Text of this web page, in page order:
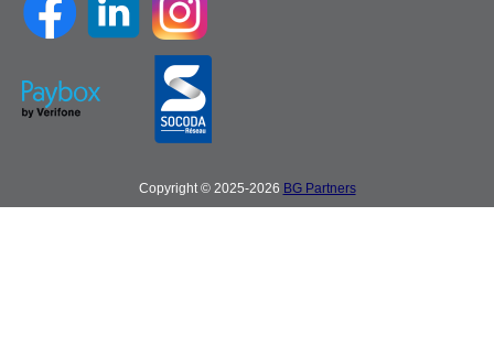
Copyright © 2025-2026 BG Partners